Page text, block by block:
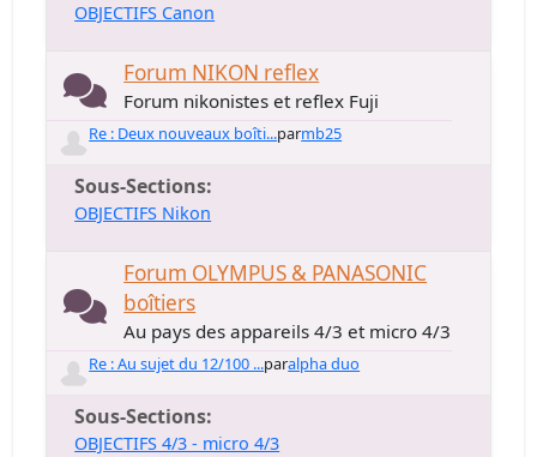
OBJECTIFS Canon
Forum NIKON reflex
Forum nikonistes et reflex Fuji
Re : Deux nouveaux boîti...parmb25
Sous-Sections
OBJECTIFS Nikon
Forum OLYMPUS & PANASONIC
boîtiers
Au pays des appareils 4/3 et micro 4/3
Re : Au sujet du 12/100 ...paralpha duo
Sous-Sections
OBJECTIFS 4/3 - micro 4/3